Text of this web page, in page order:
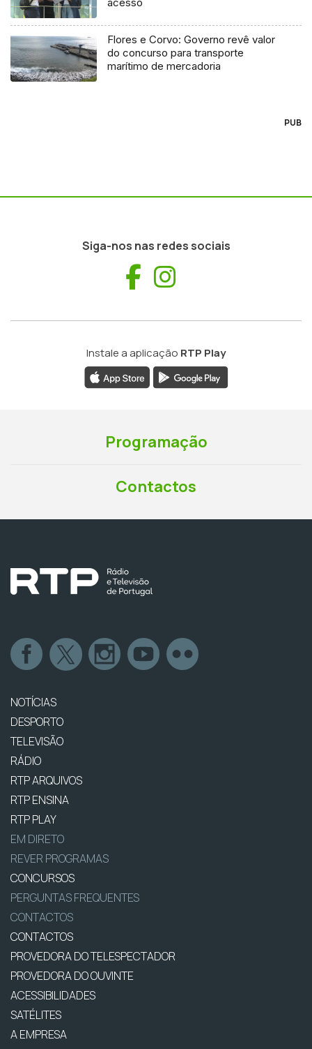
Flores e Corvo: Governo revê valor
do concurso para transporte
marítimo de mercadoria
PUB
Siga-nos nas redes sociais
Facebook
Instale a aplicação RTP Play
Programação
Contactos
NOTÍCIAS
DESPORTO
TELEVISÃO
RÁDIO
RTP ARQUIVOS
RTP ENSINA
RTP PLAY
EM DIRETO
REVER PROGRAMAS
CONCURSOS
PERGUNTAS FREQUENTES
CONTACTOS
CONTACTOS
PROVEDORA DO TELESPECTADOR
PROVEDORA DO OUVINTE
ACESSIBILIDADES
SATÉLITES
A EMPRESA